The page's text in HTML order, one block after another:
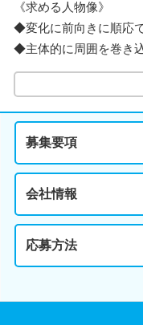
《求める人物像》
◆変化に前向きに順応
◆主体的に周囲を巻き
募集要項
会社情報
応募方法